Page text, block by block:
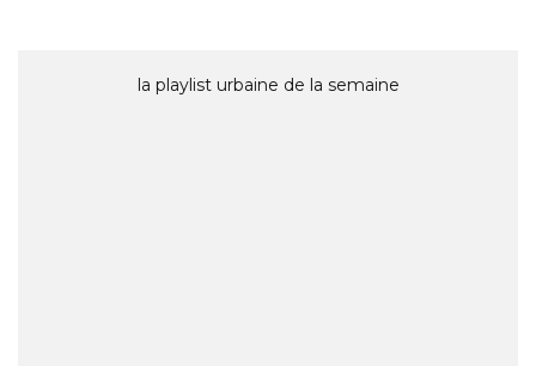
la playlist urbaine de la semaine